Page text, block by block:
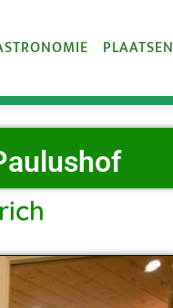
PLAATSEN